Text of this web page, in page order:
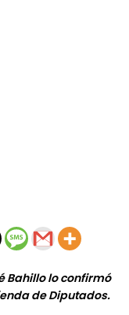
Bahillo lo confirmó
de Diputados.